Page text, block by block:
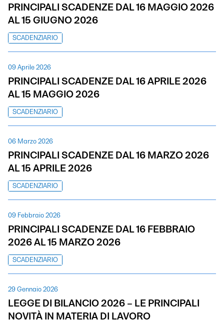
PRINCIPALI SCADENZE DAL 16 MAGGIO 2026
AL 15 GIUGNO 2026
SCADENZIARIO
09 Aprile 2026
PRINCIPALI SCADENZE DAL 16 APRILE 2026
AL 15 MAGGIO 2026
SCADENZIARIO
06 Marzo 2026
PRINCIPALI SCADENZE DAL 16 MARZO 2026
AL 15 APRILE 2026
SCADENZIARIO
09 Febbraio 2026
PRINCIPALI SCADENZE DAL 16 FEBBRAIO
2026 AL 15 MARZO 2026
SCADENZIARIO
29 Gennaio 2026
LEGGE DI BILANCIO 2026 – LE PRINCIPALI
NOVITÀ IN MATERIA DI LAVORO